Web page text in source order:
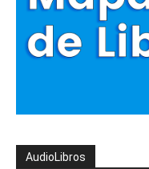
AudioLibros